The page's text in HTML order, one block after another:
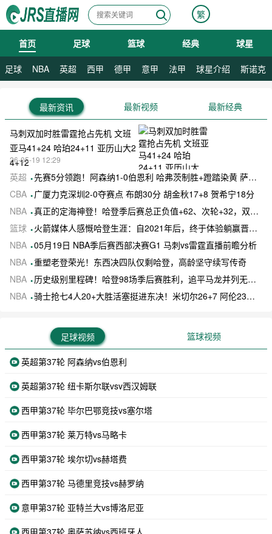
繁
首页 足球 篮球 经典 球星
足球 NBA 英超 西甲 德甲 意甲 法甲 球星介绍 斯诺克
最新资讯 最新视频 最新经典
马刺双加时胜雷霆抢占先机 文班
亚马41+24 哈珀24+11 亚历山大2
4+12
26-05-19 12:29
英超
先赛5分领跑！阿森纳1-0伯恩利 哈弗茨制胜+蹬踏染黄 萨卡献助攻
CBA
广厦力克深圳2-0夺赛点 布朗30分 胡金秋17+8 贺希宁18分
NBA 真正的定海神登！哈登季后赛总正负值+62、次轮+32，双数据领跑骑士全队
篮球
火箭媒体人感慨哈登生涯：自2021年后，终于体验躺赢晋级滋味
NBA 05月19日 NBA季后赛西部决赛G1 马刺vs雷霆直播前瞻分析
NBA 重塑老登荣光！东西决四队仅剩哈登，高龄坚守续写传奇
NBA
历史级别里程碑！哈登98场季后赛胜利，追平马龙并列无冠球员历史第一
NBA 骑士抢七4人20+大胜活塞挺进东决！米切尔26+7 阿伦23分 梅里尔23分 詹金斯17分
足球视频 篮球视频
英超第37轮 阿森纳vs伯恩利
英超第37轮 纽卡斯尔联vsv西汉姆联
西甲第37轮 毕尔巴鄂竞技vs塞尔塔
西甲第37轮 莱万特vs马略卡
西甲第37轮 埃尔切vs赫塔费
西甲第37轮 马德里竞技vs赫罗纳
意甲第37轮 亚特兰大vs博洛尼亚
西甲第37轮 奥萨苏纳vs西班牙人
08月10日 星期一